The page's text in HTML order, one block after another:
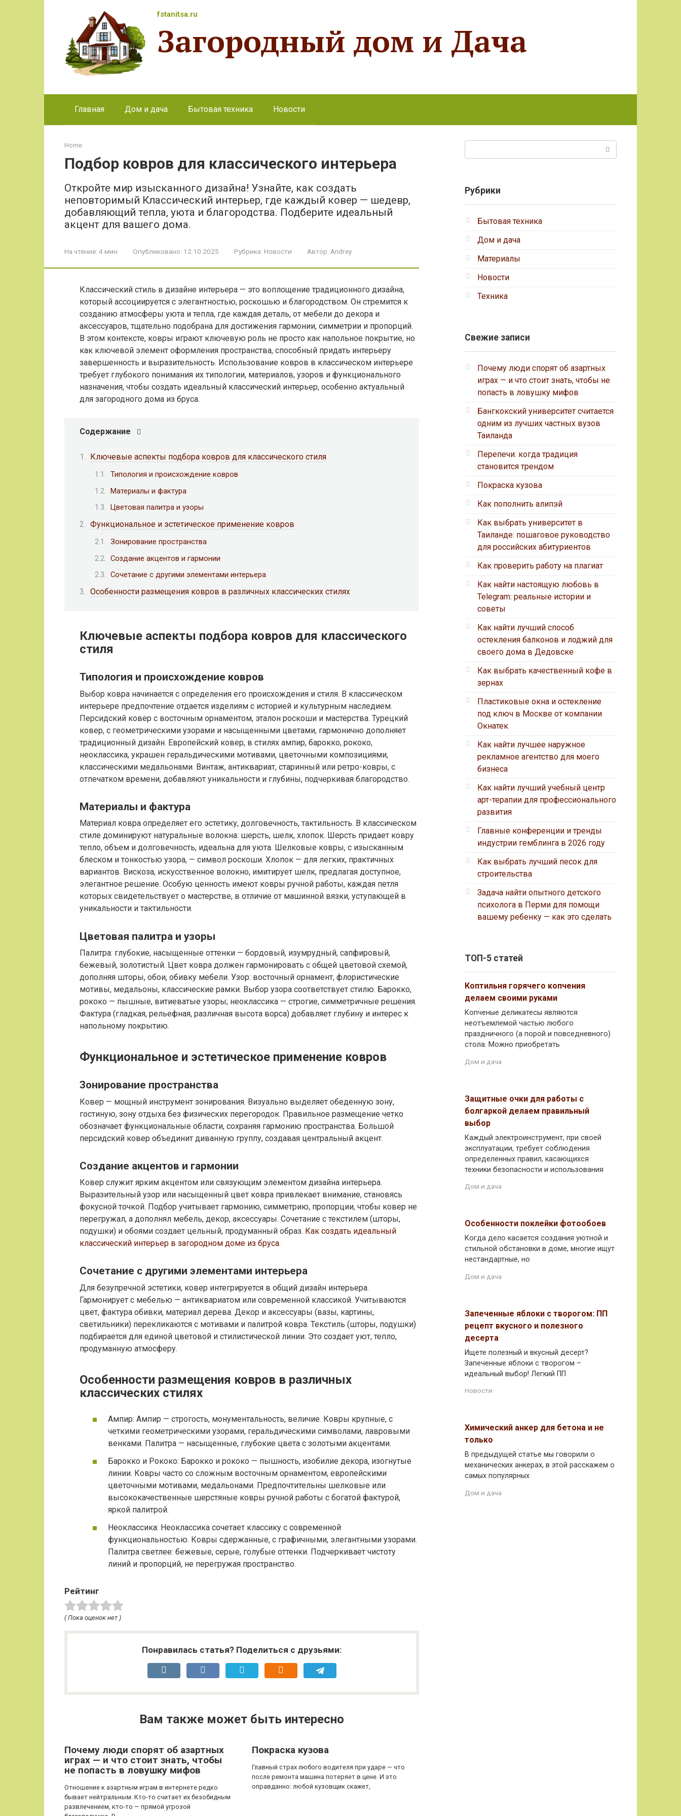
fstanitsa.ru
Загородный дом и Дача
Главная Дом и дача Бытовая техника Новости
Home
Подбор ковров для классического интерьера
Откройте мир изысканного дизайна! Узнайте, как создать
неповторимый Классический интерьер, где каждый ковер — шедевр,
добавляющий тепла, уюта и благородства. Подберите идеальный
акцент для вашего дома.
На чтение: 4 мин Опубликовано: 12.10.2025 Рубрика: Новости Автор: Andrey
Классический стиль в дизайне интерьера — это воплощение традиционного дизайна,
который ассоциируется с элегантностью, роскошью и благородством. Он стремится к
созданию атмосферы уюта и тепла, где каждая деталь, от мебели до декора и
аксессуаров, тщательно подобрана для достижения гармонии, симметрии и пропорций.
В этом контексте, ковры играют ключевую роль не просто как напольное покрытие, но
как ключевой элемент оформления пространства, способный придать интерьеру
завершенность и выразительность. Использование ковров в классическом интерьере
требует глубокого понимания их типологии, материалов, узоров и функционального
назначения, чтобы создать идеальный классический интерьер, особенно актуальный
для загородного дома из бруса.
Содержание
Ключевые аспекты подбора ковров для классического стиля
Типология и происхождение ковров
Материалы и фактура
Цветовая палитра и узоры
Функциональное и эстетическое применение ковров
Зонирование пространства
Создание акцентов и гармонии
Сочетание с другими элементами интерьера
Особенности размещения ковров в различных классических стилях
Ключевые аспекты подбора ковров для классического
стиля
Типология и происхождение ковров
Выбор ковра начинается с определения его происхождения и стиля. В классическом
интерьере предпочтение отдается изделиям с историей и культурным наследием.
Персидский ковер с восточным орнаментом, эталон роскоши и мастерства. Турецкий
ковер, с геометрическими узорами и насыщенными цветами, гармонично дополняет
традиционный дизайн. Европейский ковер, в стилях ампир, барокко, рококо,
неоклассика, украшен геральдическими мотивами, цветочными композициями,
классическими медальонами. Винтаж, антиквариат, старинный или ретро-ковры, с
отпечатком времени, добавляют уникальности и глубины, подчеркивая благородство.
Материалы и фактура
Материал ковра определяет его эстетику, долговечность, тактильность. В классическом
стиле доминируют натуральные волокна: шерсть, шелк, хлопок. Шерсть придает ковру
тепло, объем и долговечность, идеальна для уюта. Шелковые ковры, с изысканным
блеском и тонкостью узора, — символ роскоши. Хлопок — для легких, практичных
вариантов. Вискоза, искусственное волокно, имитирует шелк, предлагая доступное,
элегантное решение. Особую ценность имеют ковры ручной работы, каждая петля
которых свидетельствует о мастерстве, в отличие от машинной вязки, уступающей в
уникальности и тактильности.
Цветовая палитра и узоры
Палитра: глубокие, насыщенные оттенки — бордовый, изумрудный, сапфировый,
бежевый, золотистый. Цвет ковра должен гармонировать с общей цветовой схемой,
дополняя шторы, обои, обивку мебели. Узор: восточный орнамент, флористические
мотивы, медальоны, классические рамки. Выбор узора соответствует стилю. Барокко,
рококо — пышные, витиеватые узоры; неоклассика — строгие, симметричные решения.
Фактура (гладкая, рельефная, различная высота ворса) добавляет глубину и интерес к
напольному покрытию.
Функциональное и эстетическое применение ковров
Зонирование пространства
Ковер — мощный инструмент зонирования. Визуально выделяет обеденную зону,
гостиную, зону отдыха без физических перегородок. Правильное размещение четко
обозначает функциональные области, сохраняя гармонию пространства. Большой
персидский ковер объединит диванную группу, создавая центральный акцент.
Создание акцентов и гармонии
Ковер служит ярким акцентом или связующим элементом дизайна интерьера.
Выразительный узор или насыщенный цвет ковра привлекает внимание, становясь
фокусной точкой. Подбор учитывает гармонию, симметрию, пропорции, чтобы ковер не
перегружал, а дополнял мебель, декор, аксессуары. Сочетание с текстилем (шторы,
подушки) и обоями создает цельный, продуманный образ. Как создать идеальный
классический интерьер в загородном доме из бруса.
Сочетание с другими элементами интерьера
Для безупречной эстетики, ковер интегрируется в общий дизайн интерьера.
Гармонирует с мебелью — антиквариатом или современной классикой. Учитываются
цвет, фактура обивки, материал дерева. Декор и аксессуары (вазы, картины,
светильники) перекликаются с мотивами и палитрой ковра. Текстиль (шторы, подушки)
подбирается для единой цветовой и стилистической линии. Это создает уют, тепло,
продуманную атмосферу.
Особенности размещения ковров в различных
классических стилях
Ампир: Ампир — строгость, монументальность, величие. Ковры крупные, с
четкими геометрическими узорами, геральдическими символами, лавровыми
венками. Палитра — насыщенные, глубокие цвета с золотыми акцентами.
Барокко и Рококо: Барокко и рококо — пышность, изобилие декора, изогнутые
линии. Ковры часто со сложным восточным орнаментом, европейскими
цветочными мотивами, медальонами. Предпочтительны шелковые или
высококачественные шерстяные ковры ручной работы с богатой фактурой,
яркой палитрой.
Неоклассика: Неоклассика сочетает классику с современной
функциональностью. Ковры сдержанные, с графичными, элегантными узорами.
Палитра светлее: бежевые, серые, голубые оттенки. Подчеркивает чистоту
линий и пропорций, не перегружая пространство.
Рейтинг
( Пока оценок нет )
Понравилась статья? Поделиться с друзьями:
Вам также может быть интересно
Почему люди спорят об азартных
играх — и что стоит знать, чтобы
не попасть в ловушку мифов
Отношение к азартным играм в интернете редко
бывает нейтральным. Кто-то считает их безобидным
развлечением, кто-то — прямой угрозой
Покраска кузова
Главный страх любого водителя при ударе — что
после ремонта машина потеряет в цене. И это
оправданно: любой кузовщик скажет,
Рубрики
Бытовая техника
Дом и дача
Материалы
Новости
Техника
Свежие записи
Почему люди спорят об азартных
играх — и что стоит знать, чтобы не
попасть в ловушку мифов
Бангкокский университет считается
одним из лучших частных вузов
Таиланда
Перепечи: когда традиция
становится трендом
Покраска кузова
Как пополнить алипэй
Как выбрать университет в
Таиланде: пошаговое руководство
для российских абитуриентов
Как проверить работу на плагиат
Как найти настоящую любовь в
Telegram: реальные истории и
советы
Как найти лучший способ
остекления балконов и лоджий для
своего дома в Дедовске
Как выбрать качественный кофе в
зернах
Пластиковые окна и остекление
под ключ в Москве от компании
Окнатек
Как найти лучшее наружное
рекламное агентство для моего
бизнеса
Как найти лучший учебный центр
арт-терапии для профессионального
развития
Главные конференции и тренды
индустрии гемблинга в 2026 году
Как выбрать лучший песок для
строительства
Задача найти опытного детского
психолога в Перми для помощи
вашему ребенку — как это сделать
ТОП-5 статей
Коптильня горячего копчения
делаем своими руками
Копченые деликатесы являются
неотъемлемой частью любого
праздничного (а порой и повседневного)
стола. Можно приобретать
Дом и дача
Защитные очки для работы с
болгаркой делаем правильный
выбор
Каждый электроинструмент, при своей
эксплуатации, требует соблюдения
определенных правил, касающихся
техники безопасности и использования
Дом и дача
Особенности поклейки фотообоев
Когда дело касается создания уютной и
стильной обстановки в доме, многие ищут
нестандартные, но
Дом и дача
Запеченные яблоки с творогом: ПП
рецепт вкусного и полезного
десерта
Ищете полезный и вкусный десерт?
Запеченные яблоки с творогом –
идеальный выбор! Легкий ПП
Новости
Химический анкер для бетона и не
только
В предыдущей статье мы говорили о
механических анкерах, в этой расскажем о
самых популярных
Дом и дача